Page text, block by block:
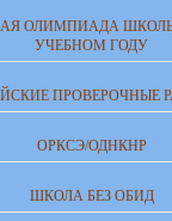
ОЛИМПИАДА
УЧЕБНОМ ГОДУ
ПРОВЕРОЧНЫЕ
ОРКСЭ/ОДНКНР
ШКОЛА БЕЗ ОБИД